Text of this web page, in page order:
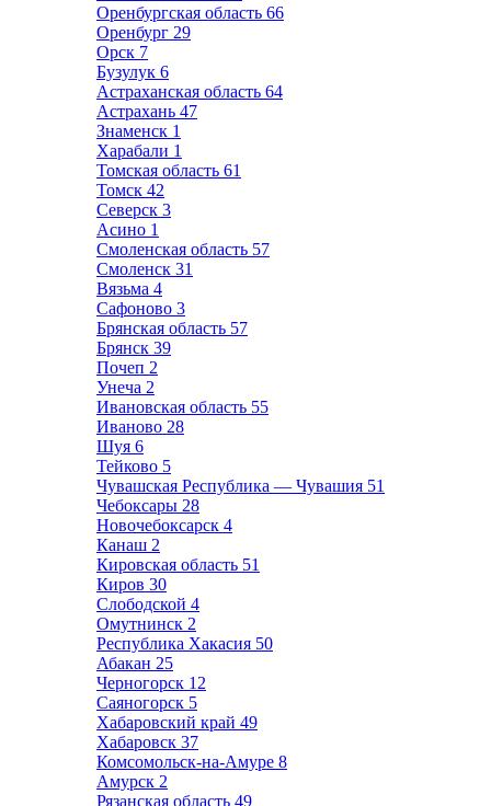
Оренбургская область 66
Оренбург 29
Орск 7
Бузулук 6
Астраханская область 64
Астрахань 47
Знаменск 1
Харабали 1
Томская область 61
Томск 42
Северск 3
Асино 1
Смоленская область 57
Смоленск 31
Вязьма 4
Сафоново 3
Брянская область 57
Брянск 39
Почеп 2
Унеча 2
Ивановская область 55
Иваново 28
Шуя 6
Тейково 5
Чувашская Республика — Чувашия 51
Чебоксары 28
Новочебоксарск 4
Канаш 2
Кировская область 51
Киров 30
Слободской 4
Омутнинск 2
Республика Хакасия 50
Абакан 25
Черногорск 12
Саяногорск 5
Хабаровский край 49
Хабаровск 37
Комсомольск-на-Амуре 8
Амурск 2
Рязанская область 49